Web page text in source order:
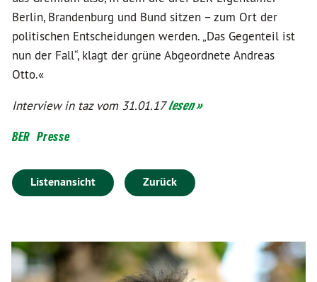
Berlin, Brandenburg und Bund sitzen – zum Ort der
politischen Entscheidungen werden. „Das Gegenteil ist
nun der Fall“, klagt der grüne Abgeordnete Andreas
Otto.«
Interview in taz vom 31.01.17lesen »
BER Presse
Listenansicht Zurück